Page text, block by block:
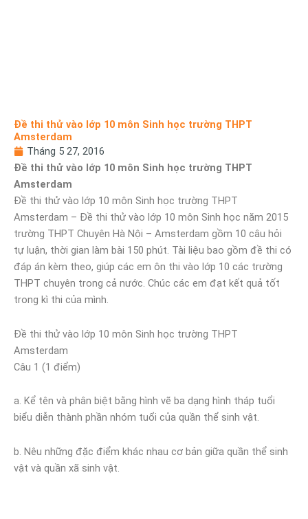
Đề thi thử vào lớp 10 môn Sinh học trường THPT
Amsterdam
Tháng 5 27, 2016
Đề thi thử vào lớp 10 môn Sinh học trường THPT
Amsterdam
Đề thi thử vào lớp 10 môn Sinh học trường THPT
Amsterdam – Đề thi thử vào lớp 10 môn Sinh học năm 2015
trường THPT Chuyên Hà Nội – Amsterdam gồm 10 câu hỏi
tự luận, thời gian làm bài 150 phút. Tài liệu bao gồm đề thi có
đáp án kèm theo, giúp các em ôn thi vào lớp 10 các trường
THPT chuyên trong cả nước. Chúc các em đạt kết quả tốt
trong kì thi của mình.
Đề thi thử vào lớp 10 môn Sinh học trường THPT
Amsterdam
Câu 1 (1 điểm)
a. Kể tên và phân biệt bằng hình vẽ ba dạng hình tháp tuổi
biểu diễn thành phần nhóm tuổi của quần thể sinh vật.
b. Nêu những đặc điểm khác nhau cơ bản giữa quần thể sinh
vật và quần xã sinh vật.